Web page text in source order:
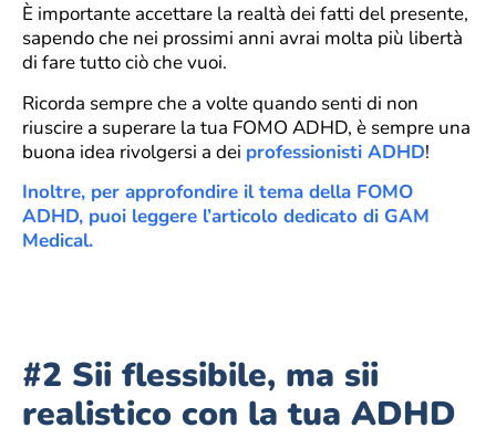
È importante accettare la realtà dei fatti del presente,
sapendo che nei prossimi anni avrai molta più libertà
di fare tutto ciò che vuoi.
Ricorda sempre che a volte quando senti di non
riuscire a superare la tua FOMO ADHD, è sempre una
buona idea rivolgersi a dei professionisti ADHD!
Inoltre, per approfondire il tema della FOMO
ADHD, puoi leggere l’articolo dedicato di GAM
Medical.
#2 Sii flessibile, ma sii
realistico con la tua ADHD